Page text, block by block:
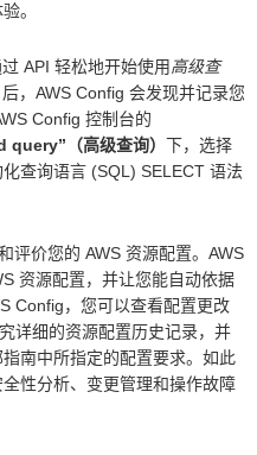
。
API 轻松地开始使用高级查
，AWS Config 会发现并记录您
Config 控制台的
（高级查询） 下，选择
查询语言 (SQL) SELECT 语法
评价您的 AWS 资源配置。AWS
资源配置，并让您能自动依据
Config，您可以查看配置更改
详细的资源配置历史记录，并
南中所指定的配置要求。如此
性分析、变更管理和操作故障